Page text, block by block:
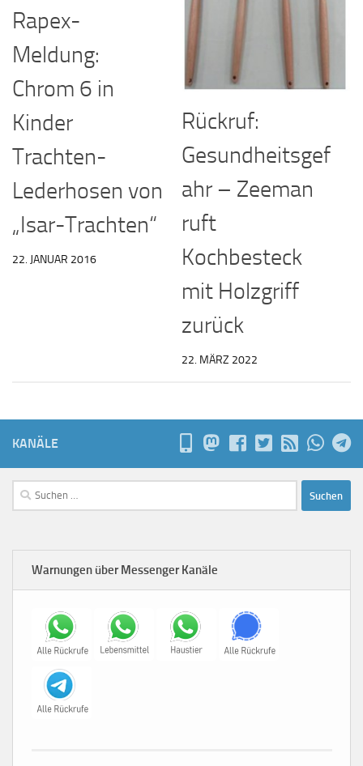
Rapex-
Meldung:
Chrom 6 in
Kinder
Trachten-
Lederhosen von
„Isar-Trachten“
22. JANUAR 2016
Rückruf:
Gesundheitsgef
ahr – Zeeman
ruft
Kochbesteck
mit Holzgriff
zurück
22. MÄRZ 2022
KANÄLE
Suchen
nach:
Warnungen über Messenger Kanäle